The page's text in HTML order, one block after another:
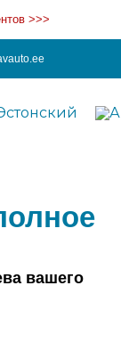
>>>
вашего